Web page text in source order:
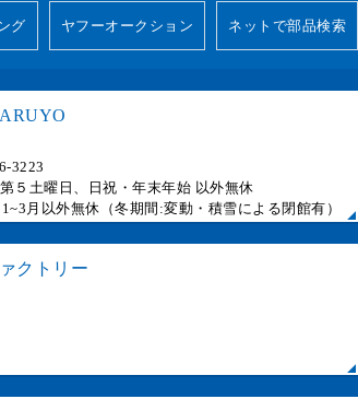
グ ヤフーオークション ネットで部品検索
3223
５土曜日、日祝・年末年始 以外無休
月以外無休（冬期間:変動・積雪による閉館有）
クトリー